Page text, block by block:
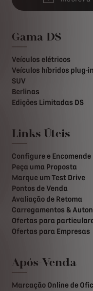
Gama DS
Veículos elétricos
Veículos híbridos plug-in
SUV
Berlinas
Edições Limitadas DS
Links Úteis
Configure e Encomende
Peça uma Proposta
Marque um Test Drive
Pontos de Venda
Avaliação de Retoma
Carregamentos &
Ofertas para
Ofertas para Empresas
Após-Venda
Marcação Online de